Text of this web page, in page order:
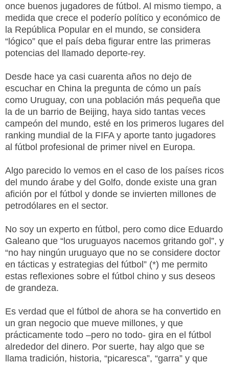
once buenos jugadores de fútbol. Al mismo tiempo, a
medida que crece el poderío político y económico de
la República Popular en el mundo, se considera
“lógico” que el país deba figurar entre las primeras
potencias del llamado deporte-rey.
Desde hace ya casi cuarenta años no dejo de
escuchar en China la pregunta de cómo un país
como Uruguay, con una población más pequeña que
la de un barrio de Beijing, haya sido tantas veces
campeón del mundo, esté en los primeros lugares del
ranking mundial de la FIFA y aporte tanto jugadores
al fútbol profesional de primer nivel en Europa.
Algo parecido lo vemos en el caso de los países ricos
del mundo árabe y del Golfo, donde existe una gran
afición por el fútbol y donde se invierten millones de
petrodólares en el sector.
No soy un experto en fútbol, pero como dice Eduardo
Galeano que “los uruguayos nacemos gritando gol”, y
“no hay ningún uruguayo que no se considere doctor
en tácticas y estrategias del fútbol” (*) me permito
estas reflexiones sobre el fútbol chino y sus deseos
de grandeza.
Es verdad que el fútbol de ahora se ha convertido en
un gran negocio que mueve millones, y que
prácticamente todo –pero no todo- gira en el fútbol
alrededor del dinero. Por suerte, hay algo que se
llama tradición, historia, “picaresca”, “garra” y que